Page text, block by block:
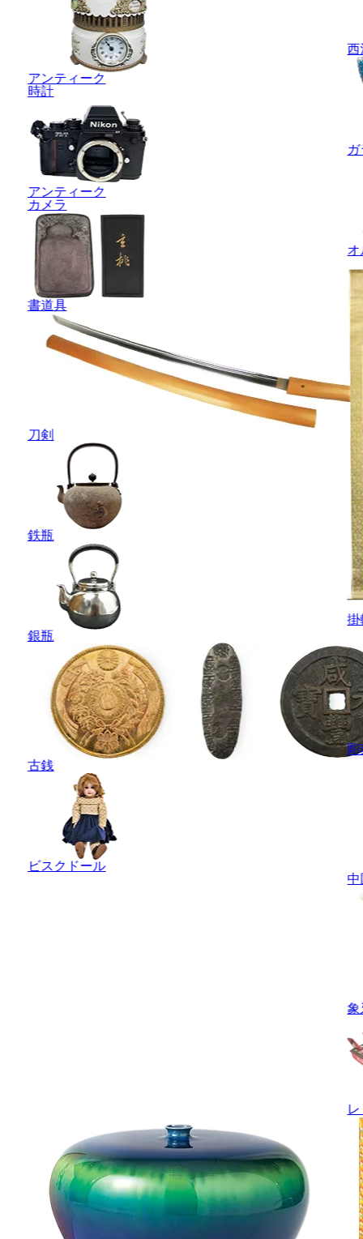
アンティーク
時計
アンティーク
カメラ
書道具
刀剣
鉄瓶
銀瓶
古銭
ビスクドール
西
オ
掛
彫
中
象